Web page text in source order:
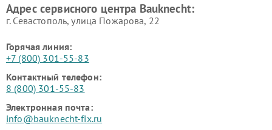
Адрес сервисного центра Bauknecht:
г. Севастополь, улица Пожарова, 22
Горячая линия:
+7 (800) 301-55-83
Контактный телефон:
8 (800) 301-55-83
Электронная почта:
info@bauknecht-fix.ru